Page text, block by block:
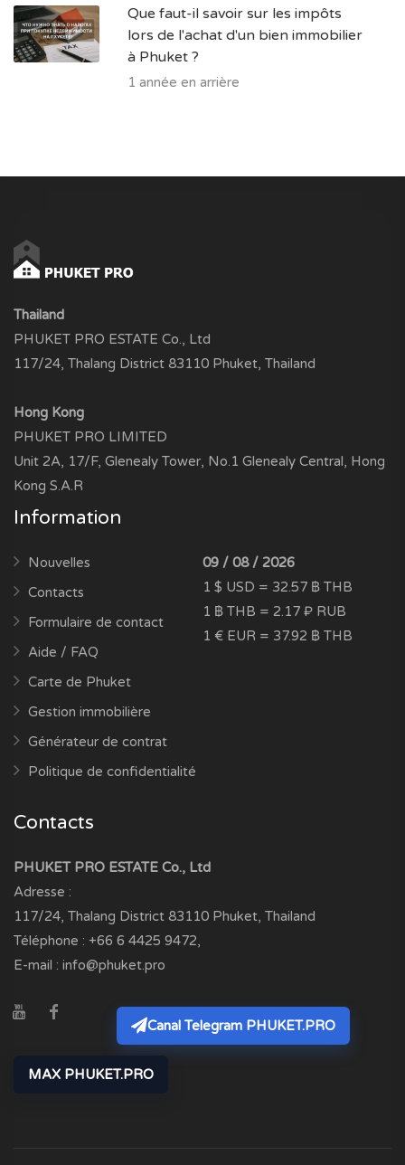
Que faut-il savoir sur les impôts
lors de l'achat d'un bien immobilier
à Phuket ?
1 année en arrière
Thailand
PHUKET PRO ESTATE Co., Ltd
117/24, Thalang District 83110 Phuket, Thailand
Hong Kong
PHUKET PRO LIMITED
Unit 2A, 17/F, Glenealy Tower, No.1 Glenealy Central, Hong
Kong S.A.R
Information
Nouvelles
Contacts
Formulaire de contact
Aide / FAQ
Carte de Phuket
Gestion immobilière
Générateur de contrat
Politique de confidentialité
09 / 08 / 2026
1 $ USD = 32.57 ฿ THB
1 ฿ THB = 2.17 ₽ RUB
1 € EUR = 37.92 ฿ THB
Contacts
PHUKET PRO ESTATE Co., Ltd
Adresse :
117/24, Thalang District 83110 Phuket, Thailand
Téléphone : +66 6 4425 9472,
E-mail : info@phuket.pro
Canal Telegram PHUKET.PRO
MAX PHUKET.PRO